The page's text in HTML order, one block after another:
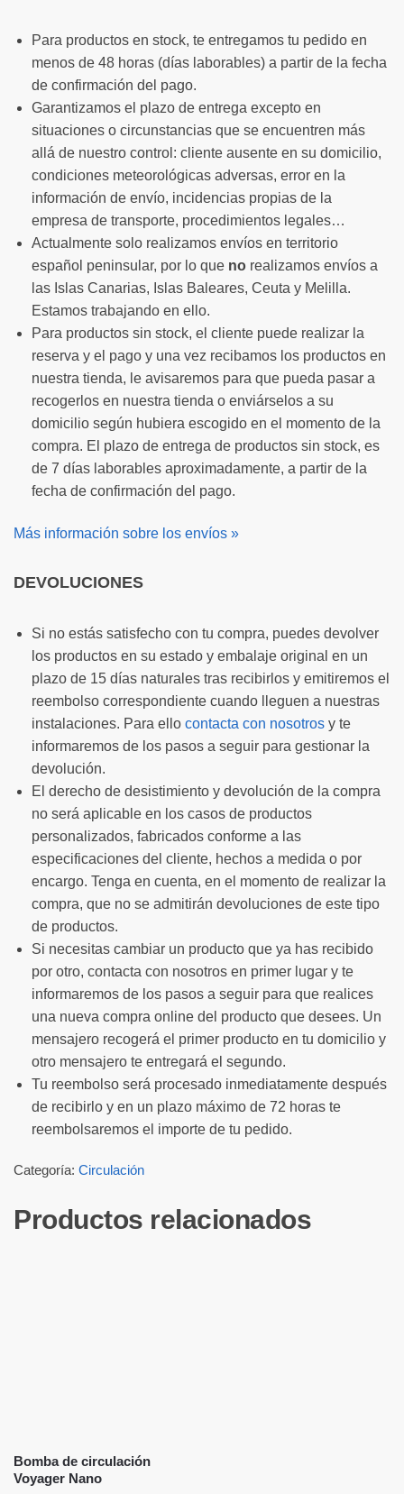
Para productos en stock, te entregamos tu pedido en
menos de 48 horas (días laborables) a partir de la fecha
de confirmación del pago.
Garantizamos el plazo de entrega excepto en
situaciones o circunstancias que se encuentren más
allá de nuestro control: cliente ausente en su domicilio,
condiciones meteorológicas adversas, error en la
información de envío, incidencias propias de la
empresa de transporte, procedimientos legales…
Actualmente solo realizamos envíos en territorio
español peninsular, por lo que no realizamos envíos a
las Islas Canarias, Islas Baleares, Ceuta y Melilla.
Estamos trabajando en ello.
Para productos sin stock, el cliente puede realizar la
reserva y el pago y una vez recibamos los productos en
nuestra tienda, le avisaremos para que pueda pasar a
recogerlos en nuestra tienda o enviárselos a su
domicilio según hubiera escogido en el momento de la
compra. El plazo de entrega de productos sin stock, es
de 7 días laborables aproximadamente, a partir de la
fecha de confirmación del pago.
Más información sobre los envíos »
DEVOLUCIONES
Si no estás satisfecho con tu compra, puedes devolver
los productos en su estado y embalaje original en un
plazo de 15 días naturales tras recibirlos y emitiremos el
reembolso correspondiente cuando lleguen a nuestras
instalaciones. Para ello contacta con nosotros y te
informaremos de los pasos a seguir para gestionar la
devolución.
El derecho de desistimiento y devolución de la compra
no será aplicable en los casos de productos
personalizados, fabricados conforme a las
especificaciones del cliente, hechos a medida o por
encargo. Tenga en cuenta, en el momento de realizar la
compra, que no se admitirán devoluciones de este tipo
de productos.
Si necesitas cambiar un producto que ya has recibido
por otro, contacta con nosotros en primer lugar y te
informaremos de los pasos a seguir para que realices
una nueva compra online del producto que desees. Un
mensajero recogerá el primer producto en tu domicilio y
otro mensajero te entregará el segundo.
Tu reembolso será procesado inmediatamente después
de recibirlo y en un plazo máximo de 72 horas te
reembolsaremos el importe de tu pedido.
Categoría: Circulación
Productos relacionados
Bomba de circulación
Voyager Nano